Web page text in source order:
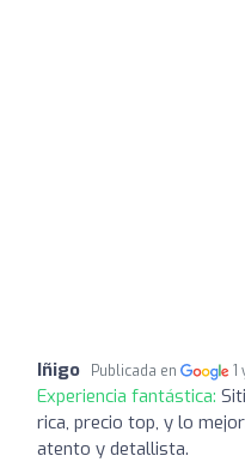
Iñigo Publicada en 1
Experiencia fantástica:
rica, precio top, y lo
atento y detallista.